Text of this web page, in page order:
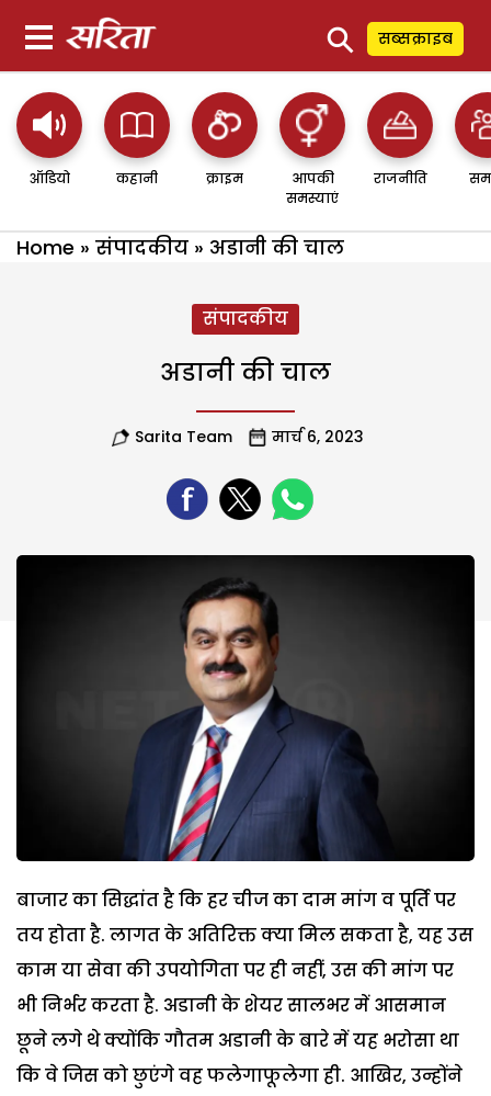
⚲ सब्सक्राइब
ऑडियो कहानी क्राइम
आपकी
समस्याएं
राजनीति
Home » संपादकीय » अडानी की चाल
संपादकीय
अडानी की चाल
Sarita Team मार्च 6, 2023
बाजार का सिद्धांत है कि हर चीज का दाम मांग व पूर्ति पर
तय होता है. लागत के अतिरिक्त क्या मिल सकता है, यह उस
काम या सेवा की उपयोगिता पर ही नहीं, उस की मांग पर
भी निर्भर करता है. अडानी के शेयर सालभर में आसमान
छूने लगे थे क्योंकि गौतम अडानी के बारे में यह भरोसा था
कि वे जिस को छुएंगे वह फलेगाफूलेगा ही. आखिर, उन्होंने